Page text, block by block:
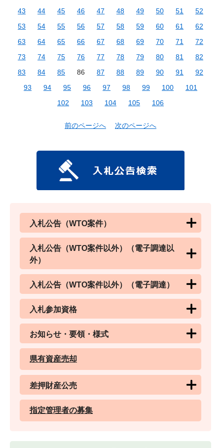
43
44 45 46 47 48 49 50 51
52
53
54 55 56 57 58 59 60 61
62
63
64 65 66 67 68 69 70 71
72
73
74 75 76 77 78 79 80 81
82
83
84 85 86 87 88 89 90 91
92
93
94 95 96 97 98 99 100
101
102
103 104 105 106
前のページへ 次のページへ
入札公告（WTO案件）
入札公告（WTO案件以外）（電子調達以
外）
入札公告（WTO案件以外）（電子調達）
入札参加資格
お知らせ・要領・様式
県有資産売却
差押財産公売
指定管理者の募集